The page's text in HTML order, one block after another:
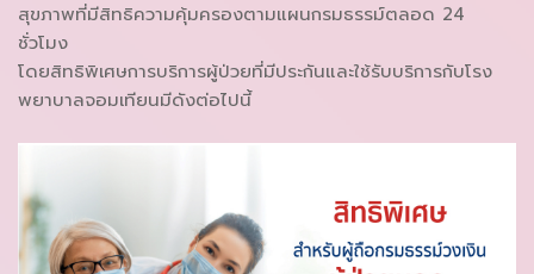
สุขภาพที่มีสิทธิความคุ้มครองตามแผนกรมธรรม์ตลอด 24
ชั่วโมง
โดยสิทธิพิเศษการบริการผู้ป่วยที่มีประกันและใช้รับบริการกับโรง
พยาบาลจอมเทียนมีดังต่อไปนี้